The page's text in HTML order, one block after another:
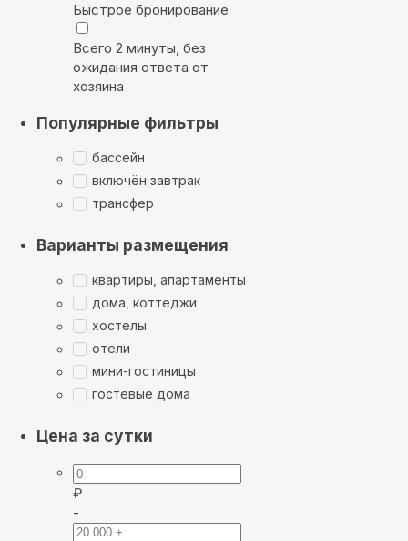
Быстрое бронирование
Всего 2 минуты, без
ожидания ответа от
хозяина
Популярные фильтры
бассейн
включён завтрак
трансфер
Варианты размещения
квартиры, апартаменты
дома, коттеджи
хостелы
отели
мини-гостиницы
гостевые дома
Цена за сутки
₽
-